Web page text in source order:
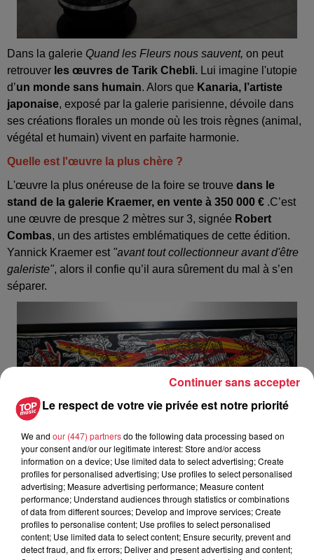
Dans la galerie Quand les Fleurs nous sauvent, on peut
retrouver les œuvres de Tarik Chebli. Lui imagine l'utopie
d’un monde sans humain. Alors que Kanaria, l’artiste
japonaise, exposé par la galerie parisienne, dévoile dans
ses créations florales un monde où les trois règnes (animal,
végétal et humain) vivent en parfaite harmonie.
Quelle est l'œuvre la plus chère ?
L'œuvre la plus onéreuse de la foire se trouve dans le
stand de la galerie Kraemer, en vente à 350 000 € .C’est
une œuvre de presque 2 mètres sur 3, signée Robert
Combas, un des artistes emblématiques de cette édition.
Yannick Kraemer est "avant tout collectionneur avant d'être
galeriste", alors il confie qu’il aura sûrement du mal à s’en
séparer.
Cette année,le street art est moins présentdans les
Le respect de votre vie privée est notre priorité
We and our (447) partnersdo the following data processing based on
your consent and/or our legitimate interest: Store and/or access
information on a device; Use limited data to select advertising; Create
profiles for personalised advertising; Use profiles to select personalised
advertising; Measure advertising performance; Measure content
performance; Understand audiences through statistics or combinations
of data from different sources; Develop and improve services; Create
profiles to personalise content; Use profiles to select personalised
content; Use limited data to select content; Ensure security, prevent and
detect fraud, and fix errors; Deliver and present advertising and content;
Continuer sans accepter